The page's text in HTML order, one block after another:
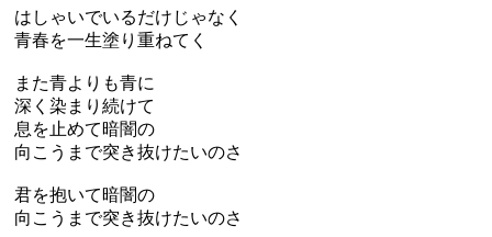
はしゃいでいるだけじゃなく
青春を一生塗り重ねてく
また青よりも青に
深く染まり続けて
息を止めて暗闇の
向こうまで突き抜けたいのさ
君を抱いて暗闇の
向こうまで突き抜けたいのさ